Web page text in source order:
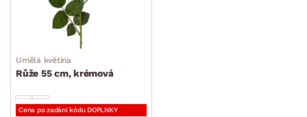
Umělá květina
Růže 55 cm, krémová
Cena po zadání kódu DOPLNKY